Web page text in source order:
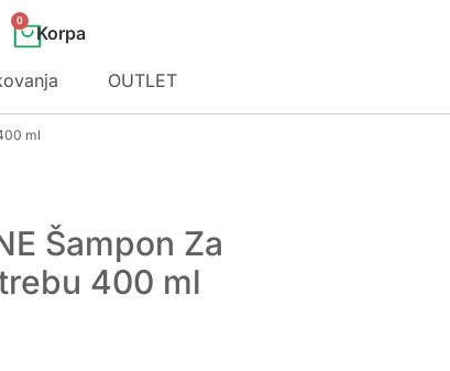
0
OUTLET
ml
Šampon Za
400 ml